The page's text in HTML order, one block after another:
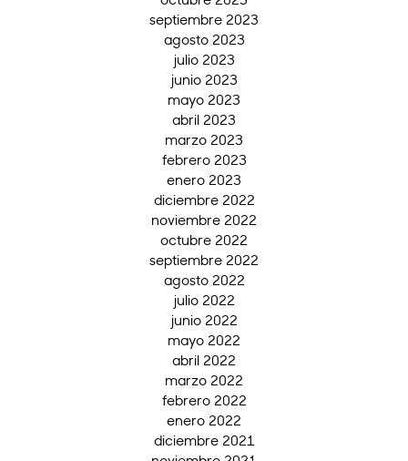
septiembre 2023
agosto 2023
julio 2023
junio 2023
mayo 2023
abril 2023
marzo 2023
febrero 2023
enero 2023
diciembre 2022
noviembre 2022
octubre 2022
septiembre 2022
agosto 2022
julio 2022
junio 2022
mayo 2022
abril 2022
marzo 2022
febrero 2022
enero 2022
diciembre 2021